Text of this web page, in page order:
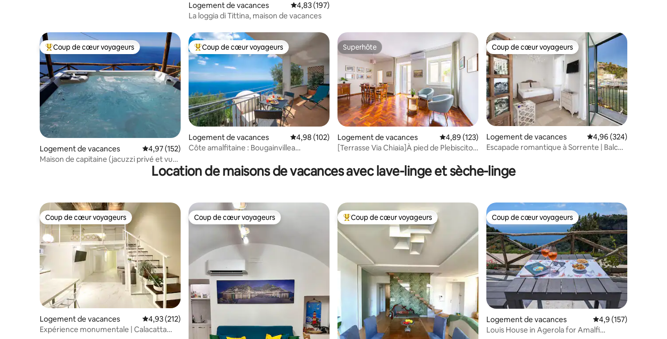
Logement de vacances Évaluation moyenne sur la base de 197 commentaires : 4,83 sur 5
4,83 (197)
La loggia di Tittina, maison de vacances
Coups de cœur voyageurs les plus appréciés
Coup de cœur voyageurs
Logement de vacances Évaluation moyenne sur la base de 152 commentaires : 4,97 sur 5
4,97 (152)
Maison de capitaine (jacuzzi privé et vue
Coups de cœur voyageurs les plus appréciés
Coup de cœur voyageurs
Logement de vacances Évaluation moyenne sur la base de 102 commentaires : 4,98 sur 5
4,98 (102)
Côte amalfitaine : Bougainvillea
Superhôte
Superhôte
Logement de vacances Évaluation moyenne sur la base de 123 commentaires : 4,89 sur 5
4,89 (123)
[Terrasse Via Chiaia]À pied de Plebiscito
Coup de cœur voyageurs
Coup de cœur voyageurs
Logement de vacances Évaluation moyenne
4,96 (324)
Escapade romantique à Sorrente | Balcon
Location de maisons de vacances avec lave-linge et sèche-linge
Coup de cœur voyageurs
Coup de cœur voyageurs
Logement de vacances Évaluation moyenne sur la base de 212 commentaires : 4,93 sur 5
4,93 (212)
Expérience monumentale | Calacatta
Coup de cœur voyageurs
Coup de cœur voyageurs Coups de cœur voyageurs les plus appréciés
Coup de cœur voyageurs Coup de cœur voyageurs
Coup de cœur voyageurs
Logement de vacances Évaluation moyenne
4,9 (157)
Louis House in Agerola for Amalfi